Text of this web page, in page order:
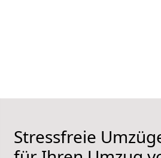
Stressfreie